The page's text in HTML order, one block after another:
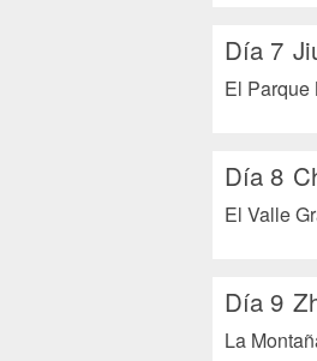
Día 7
El Parque
Día 8
El Valle
Día 9
La